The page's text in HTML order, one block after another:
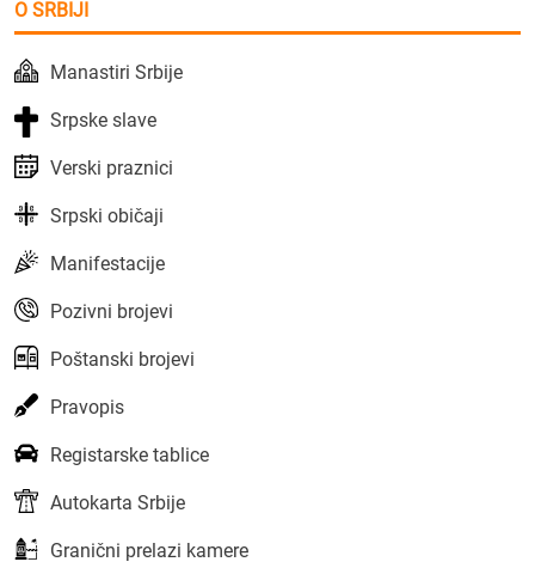
O SRBIJI
Manastiri Srbije
Srpske slave
Verski praznici
Srpski običaji
Manifestacije
Pozivni brojevi
Poštanski brojevi
Pravopis
Registarske tablice
Autokarta Srbije
Granični prelazi kamere